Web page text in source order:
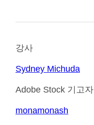
강사
Sydney Michuda
Adobe Stock 기고자
monamonash